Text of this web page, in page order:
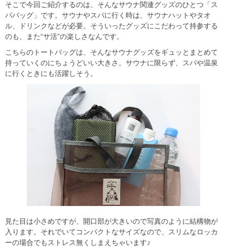
そこで今回ご紹介するのは、そんなサウナ関連グッズのひとつ「ス
パバッグ」です。サウナやスパに行く時は、サウナハットやタオ
ル、ドリンクなどが必要。そういったグッズにこだわって持参する
のも、また“サ活”の楽しさなんです。
こちらのトートバッグは、そんなサウナグッズをギュッとまとめて
持っていくのにちょうどいい大きさ。サウナに限らず、スパや温泉
に行くときにも活躍しそう。
見た目は小さめですが、開口部が大きいので写真のように結構物が
入ります。それでいてコンパクトなサイズなので、スリムなロッカ
ーの場合でもストレス無くしまえちゃいます♪